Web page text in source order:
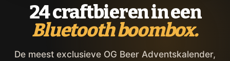
24 craftbieren in een
Bluetooth boombox.
De meest exclusieve OG Beer Adventskalender,